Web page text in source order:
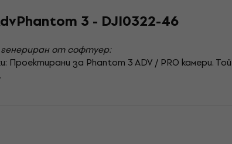
3 - DJI0322-46
от софтуер:
за Phantom 3 ADV / PRO камери.